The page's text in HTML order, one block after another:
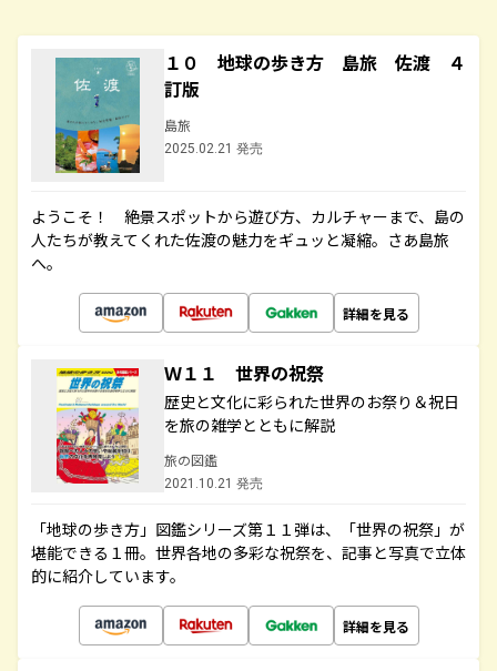
１０ 地球の歩き方 島旅 佐渡 ４
訂版
島旅
2025.02.21 発売
ようこそ！ 絶景スポットから遊び方、カルチャーまで、島の
人たちが教えてくれた佐渡の魅力をギュッと凝縮。さあ島旅
へ。
詳細を見る
Ｗ１１ 世界の祝祭
歴史と文化に彩られた世界のお祭り＆祝日
を旅の雑学とともに解説
旅の図鑑
2021.10.21 発売
「地球の歩き方」図鑑シリーズ第１１弾は、「世界の祝祭」が
堪能できる１冊。世界各地の多彩な祝祭を、記事と写真で立体
的に紹介しています。
詳細を見る